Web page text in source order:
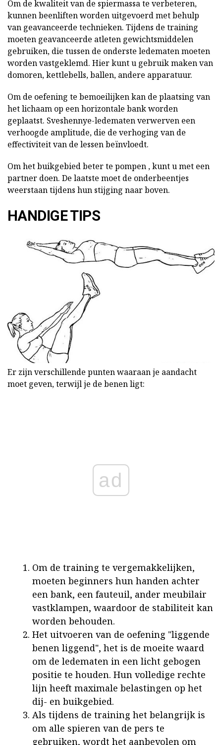
Om de kwaliteit van de spiermassa te verbeteren,
kunnen beenliften worden uitgevoerd met behulp
van geavanceerde technieken. Tijdens de training
moeten geavanceerde atleten gewichtsmiddelen
gebruiken, die tussen de onderste ledematen moeten
worden vastgeklemd. Hier kunt u gebruik maken van
domoren, kettlebells, ballen, andere apparatuur.
Om de oefening te bemoeilijken kan de plaatsing van
het lichaam op een horizontale bank worden
geplaatst. Sveshennye-ledematen verwerven een
verhoogde amplitude, die de verhoging van de
effectiviteit van de lessen beïnvloedt.
Om het buikgebied beter te pompen , kunt u met een
partner doen. De laatste moet de onderbeentjes
weerstaan tijdens hun stijging naar boven.
HANDIGE TIPS
Er zijn verschillende punten waaraan je aandacht
moet geven, terwijl je de benen ligt:
ad
Om de training te vergemakkelijken,
moeten beginners hun handen achter
een bank, een fauteuil, ander meubilair
vastklampen, waardoor de stabiliteit kan
worden behouden.
Het uitvoeren van de oefening "liggende
benen liggend", het is de moeite waard
om de ledematen in een licht gebogen
positie te houden. Hun volledige rechte
lijn heeft maximale belastingen op het
dij- en buikgebied.
Als tijdens de training het belangrijk is
om alle spieren van de pers te
gebruiken, wordt het aanbevolen om